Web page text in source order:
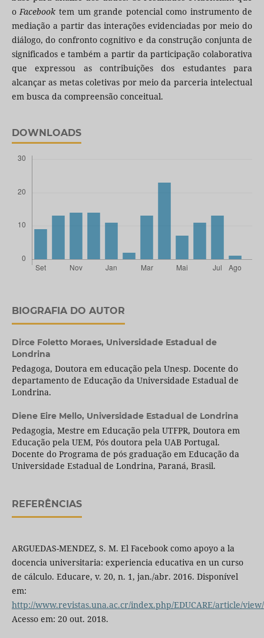
o Facebooktem um grande potencial como instrumento de
mediação a partir das interações evidenciadas por meio do
diálogo, do confronto cognitivo e da construção conjunta de
significados e também a partir da participação colaborativa
que expressou as contribuições dos estudantes para
alcançar as metas coletivas por meio da parceria intelectual
em busca da compreensão conceitual.
DOWNLOADS
BIOGRAFIA DO AUTOR
Dirce Foletto Moraes, Universidade Estadual de
Londrina
Pedagoga, Doutora em educação pela Unesp. Docente do
departamento de Educação da Universidade Estadual de
Londrina.
Diene Eire Mello, Universidade Estadual de Londrina
Pedagogia, Mestre em Educação pela UTFPR, Doutora em
Educação pela UEM, Pós doutora pela UAB Portugal.
Docente do Programa de pós graduação em Educação da
Universidade Estadual de Londrina, Paraná, Brasil.
REFERÊNCIAS
ARGUEDAS-MENDEZ, S. M. El Facebook como apoyo a la
docencia universitaria: experiencia educativa en un curso
de cálculo. Educare, v. 20, n. 1, jan./abr. 2016. Disponível
em:
http://www.revistas.una.ac.cr/index.php/EDUCARE/article/
Acesso em: 20 out. 2018.